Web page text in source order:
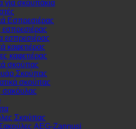
γία σκουπάκια
Εσπρεσιέρας
εσπρεσιέρας
καφετιέρας
καφετιέρας
σκούπας
Σκούπας
σκούπας
σακόυλας
Σκούπας
AEG-Zannusi